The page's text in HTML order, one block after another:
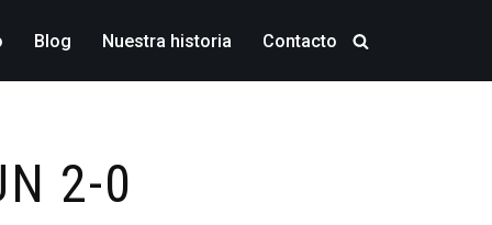
Blog Nuestra historia Contacto
2-0